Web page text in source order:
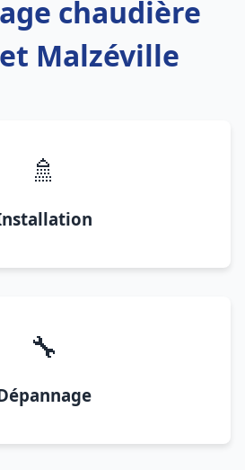
chaudière
Malzéville
🚿
🔧